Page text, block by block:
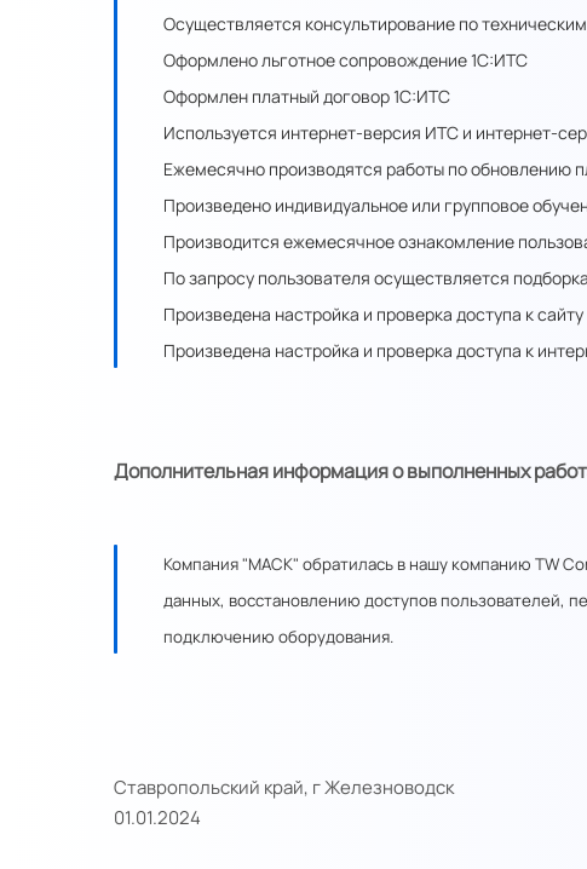
Осуществляется консультирование по
Оформлено льготное сопровождение 1С:ИТС
Оформлен платный договор 1С:ИТС
Используется интернет-версия ИТС и интернет-
Ежемесячно производятся работы по обновлению
Произведено индивидуальное или групповое
Производится ежемесячное ознакомление
По запросу пользователя осуществляется
Произведена настройка и проверка доступа к
Произведена настройка и проверка доступа к
Дополнительная информация о выполненных
Компания "МАСК" обратилась в нашу компанию TW
данных, восстановлению доступов пользователей,
подключению оборудования.
Ставропольский край, г Железноводск
01.01.2024